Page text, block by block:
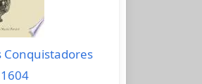
Conquistadores